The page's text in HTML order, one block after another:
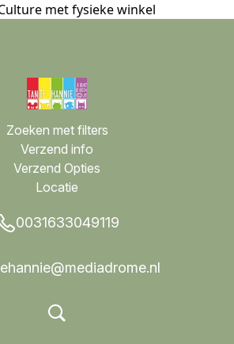
met fysieke winkel
Zoeken met filters
Verzend info
Verzend Opties
Locatie
0031633049119